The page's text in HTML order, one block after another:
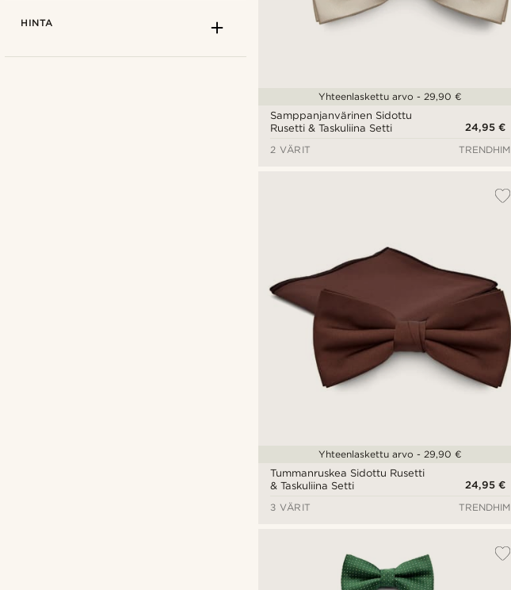
Samppanjanvärinen Sidottu
Rusetti & Taskuliina Setti
24,95 €
Yhteenlaskettu arvo - 29,90 €
2 VÄRIT TRENDHIM
Tummanruskea Sidottu Rusetti
& Taskuliina Setti
24,95 €
Yhteenlaskettu arvo - 29,90 €
3 VÄRIT TRENDHIM
HINTA